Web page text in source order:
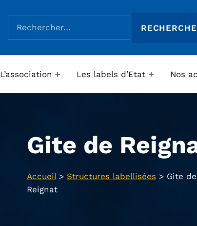
Rechercher :
L’association Les labels d’Etat Nos
Gite de
Accueil> Structures labellisées > Gite de
Reignat